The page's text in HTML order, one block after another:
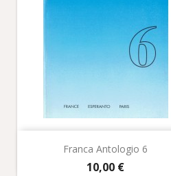
Franca Antologio 6
Prix
10,00 €